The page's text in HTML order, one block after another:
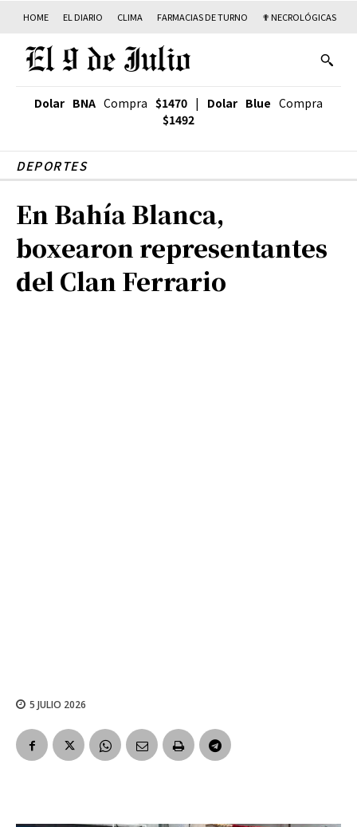
HOME EL DIARIO CLIMA FARMACIAS DE TURNO ✟ NECROLÓGICAS
Dolar BNA Compra $1470 | Dolar Blue Compra
$1492
DEPORTES
En Bahía Blanca,
boxearon representantes
del Clan Ferrario
5 JULIO 2026